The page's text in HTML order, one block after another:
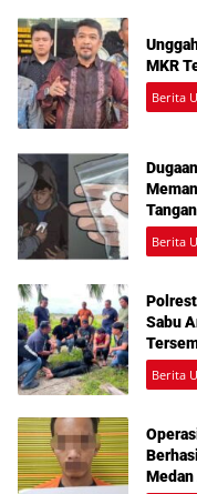
MKR
Berita
Tangan
Berita
Sabu
Berita